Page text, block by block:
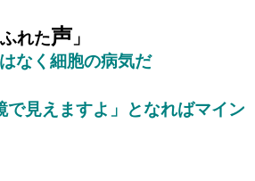
ふれた声 」
なく細胞の病気だ
で見えますよ」となればマイン